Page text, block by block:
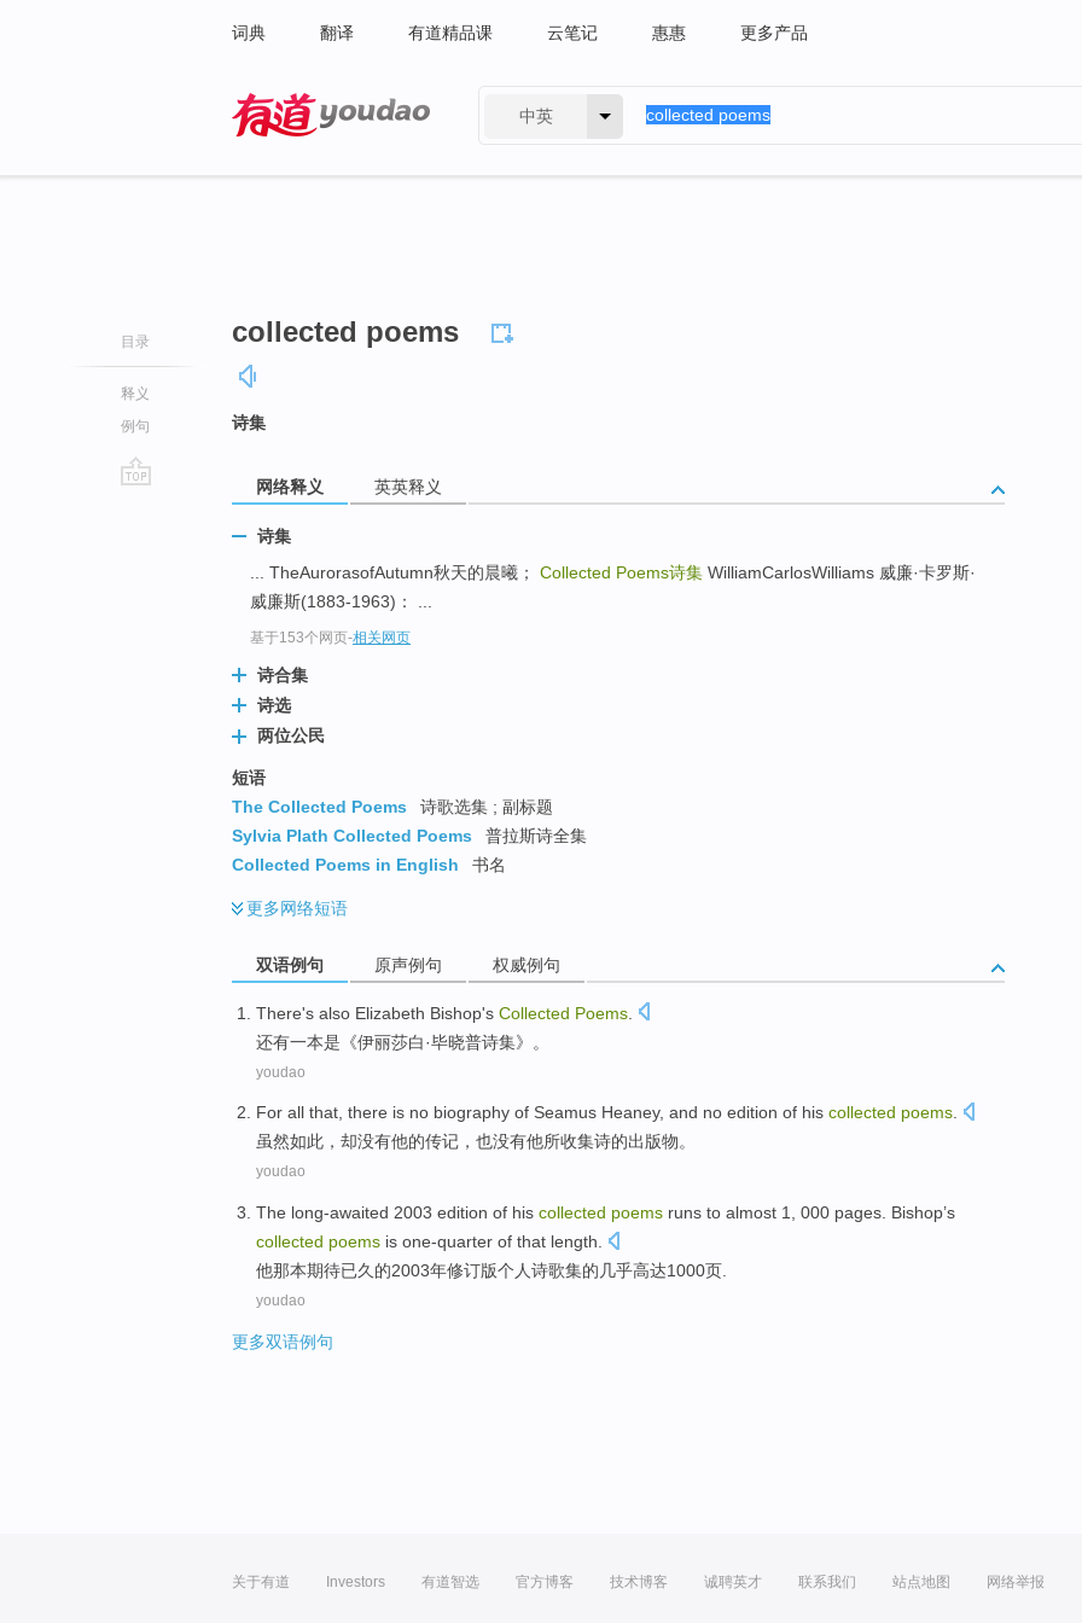
词典 翻译 有道精品课 云笔记 惠惠 更多产品
中英
目录
释义
例句
collected poems
诗集
网络释义 英英释义
诗集
... TheAurorasofAutumn秋天的晨曦； Collected Poems诗集 WilliamCarlosWilliams 威廉·卡罗斯·
威廉斯(1883-1963)： ...
基于153个网页-相关网页
诗合集
诗选
两位公民
短语
The Collected Poems
诗歌选集 ; 副标题
Sylvia Plath Collected Poems
普拉斯诗全集
Collected Poems in English
书名
更多网络短语
双语例句 原声例句 权威例句
There's also Elizabeth Bishop's Collected Poems
还有一本是《伊丽莎白·毕晓普诗集》。
youdao
For all that, there is no biography of Seamus Heaney, and no edition of his collected poems.
虽然如此 ，却没有他的传记 ， 也没有他所收集诗的出版物。
youdao
The long-awaited 2003 edition of his collected poems runs to almost 1, 000 pages . Bishop’s
collected poems is one-quarter of that length.
他那本期待已久 的2003年修订版个人诗歌集的 几乎高达1000页
youdao
更多双语例句
关于有道 Investors 有道智选 官方博客 技术博客 诚聘英才 联系我们 站点地图 网络举报